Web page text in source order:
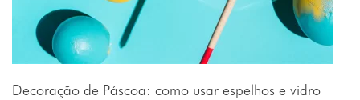
Decoração de Páscoa: como usar espelhos e vidro